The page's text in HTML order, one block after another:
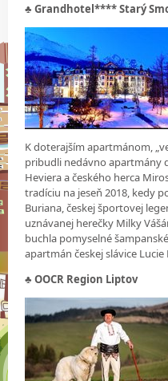
♣Grandhotel**** Starý
K doterajším apartmánom,
pribudli nedávno apartmány
Heviera a českého herca
tradíciu na jeseň 2018, kedy
Buriana, českej športovej
uznávanej herečky Milky
buchla pomyselné
apartmán českej slávice Lucie
♣ OOCR Region Liptov